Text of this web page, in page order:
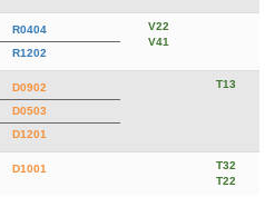
R0404
R1202
V22
V41
D0902
D0503
D1201
T13
D1001
T32
T22